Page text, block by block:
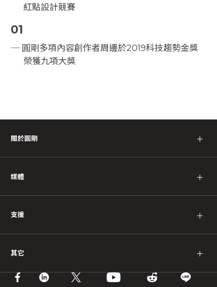
紅點設計競賽
01
圓剛多項內容創作者周邊於2019科技趨勢金獎
榮獲九項大獎
關於圓剛 ＋
媒體 ＋
支援 ＋
其它 ＋